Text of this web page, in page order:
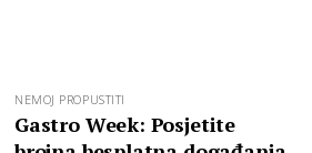
NEMOJ PROPUSTITI
Gastro Week: Posjetite